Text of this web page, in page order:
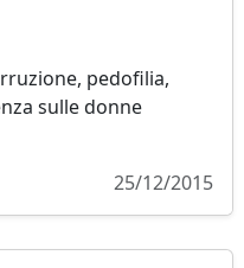
pedofilia,
sulle donne
25/12/2015